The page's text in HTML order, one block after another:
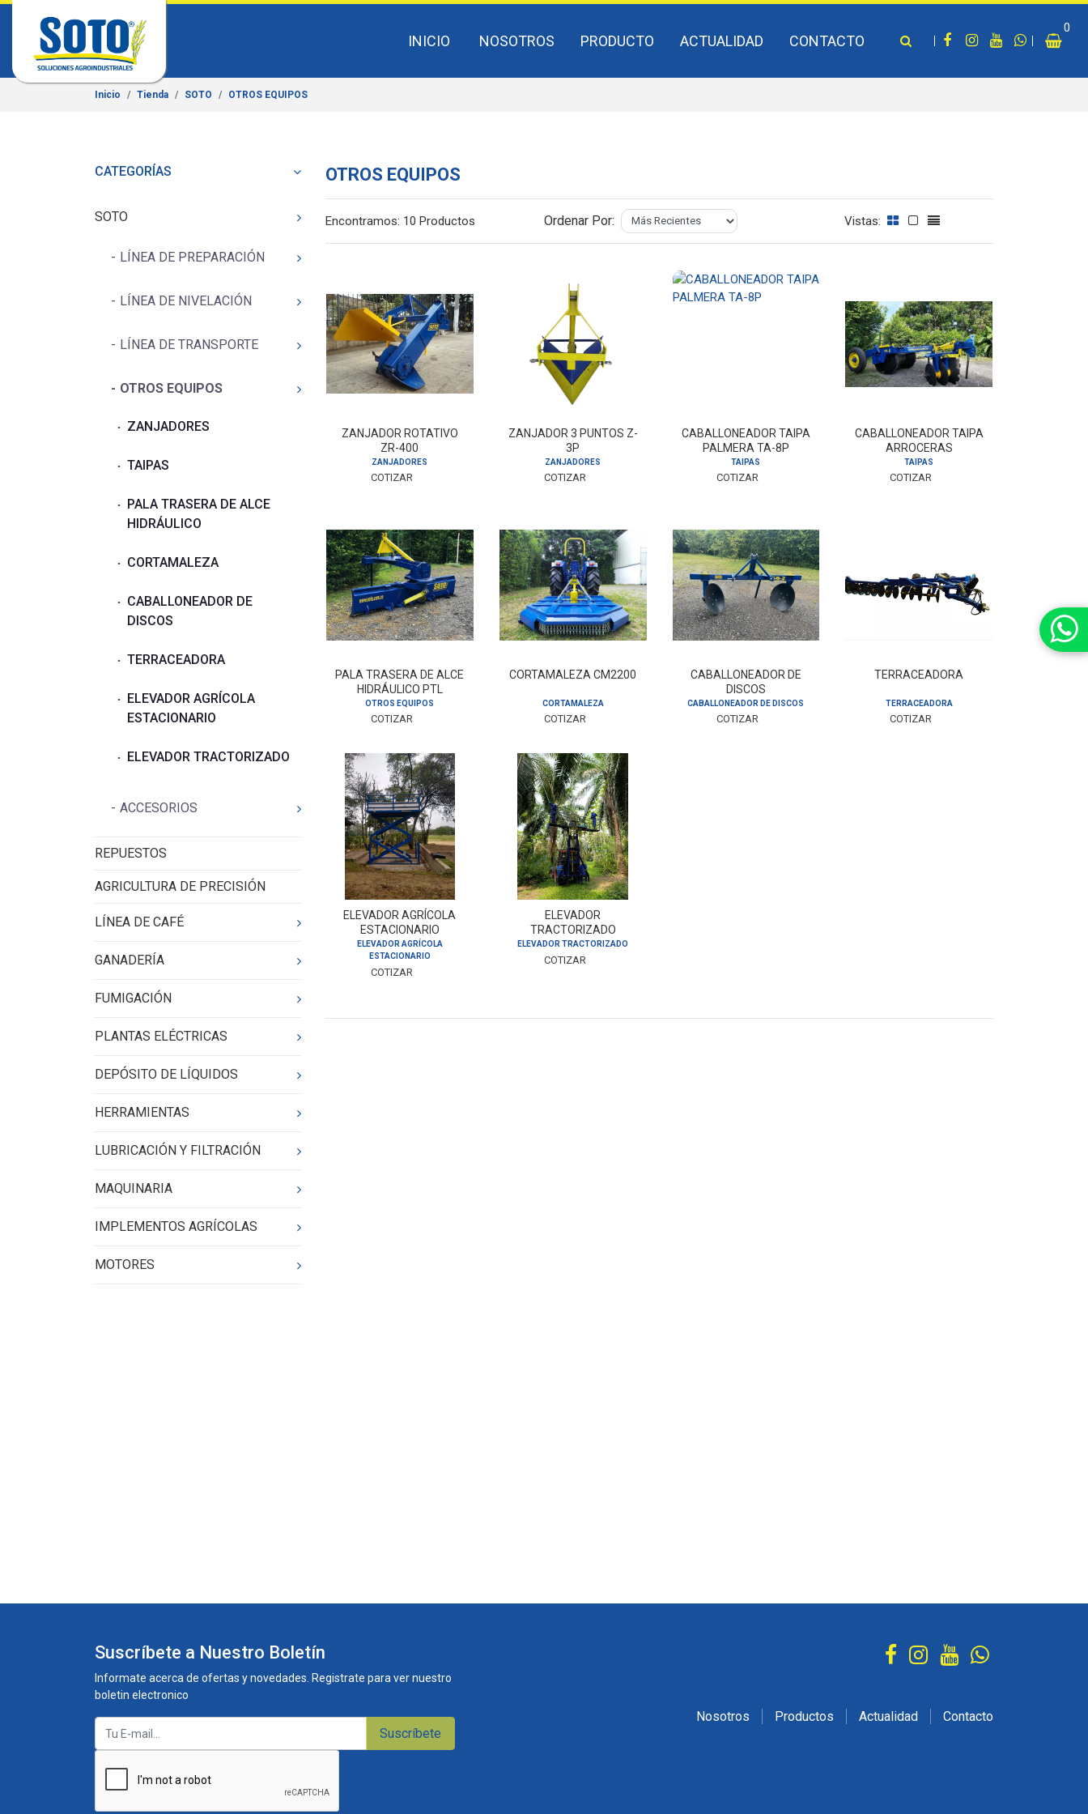
INICIO NOSOTROS PRODUCTO ACTUALIDAD CONTACTO
0
Inicio Tienda SOTO OTROS EQUIPOS
CATEGORÍAS
SOTO
LÍNEA DE PREPARACIÓN
LÍNEA DE NIVELACIÓN
LÍNEA DE TRANSPORTE
OTROS EQUIPOS
ZANJADORES
TAIPAS
PALA TRASERA DE ALCE
HIDRÁULICO
CORTAMALEZA
CABALLONEADOR DE
DISCOS
TERRACEADORA
ELEVADOR AGRÍCOLA
ESTACIONARIO
ELEVADOR TRACTORIZADO
ACCESORIOS
REPUESTOS
AGRICULTURA DE PRECISIÓN
LÍNEA DE CAFÉ
GANADERÍA
FUMIGACIÓN
PLANTAS ELÉCTRICAS
DEPÓSITO DE LÍQUIDOS
HERRAMIENTAS
LUBRICACIÓN Y FILTRACIÓN
MAQUINARIA
IMPLEMENTOS AGRÍCOLAS
MOTORES
OTROS EQUIPOS
Encontramos: 10 Productos Ordenar Por: Vistas:
ZANJADOR ROTATIVO
ZR-400
ZANJADORES
COTIZAR
ZANJADOR 3 PUNTOS Z-
3P
ZANJADORES
COTIZAR
CABALLONEADOR TAIPA
PALMERA TA-8P
TAIPAS
COTIZAR
CABALLONEADOR TAIPA
ARROCERAS
TAIPAS
COTIZAR
PALA TRASERA DE ALCE
HIDRÁULICO PTL
OTROS EQUIPOS
COTIZAR
CORTAMALEZA CM2200
CORTAMALEZA
COTIZAR
CABALLONEADOR DE
DISCOS
CABALLONEADOR DE DISCOS
COTIZAR
TERRACEADORA
TERRACEADORA
COTIZAR
ELEVADOR AGRÍCOLA
ESTACIONARIO
ELEVADOR AGRÍCOLA
ESTACIONARIO
COTIZAR
ELEVADOR
TRACTORIZADO
ELEVADOR TRACTORIZADO
COTIZAR
Suscríbete a Nuestro Boletín
Informate acerca de ofertas y novedades. Registrate para ver nuestro
boletin electronico
Suscríbete
Nosotros Productos Actualidad Contacto